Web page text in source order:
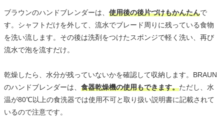
ブラウンのハンドブレンダーは、 使用後の後片づけもかんたんで
す。シャフトだけを外して、流水でブレード周りに残っている食物
を洗い流します。その後は洗剤をつけたスポンジで軽く洗い、再び
流水で泡を流すだけ。
乾燥したら、水分が残っていないかを確認して収納します。BRAUN
のハンドブレンダーは、 食器乾燥機の使用もできます。ただし、水
温が80℃以上の食洗器では使用不可と取り扱い説明書に記載されて
いるので注意です。